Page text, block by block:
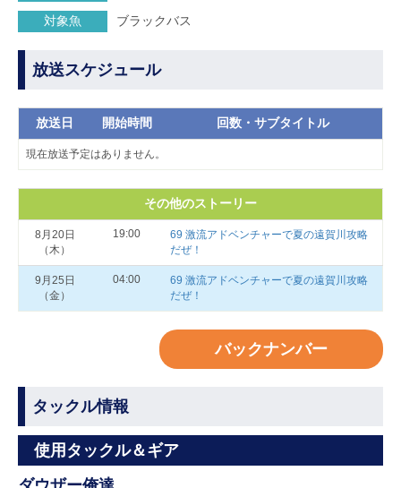
対象魚 ブラックバス
放送スケジュール
放送日 開始時間 回数・サブタイトル
現在放送予定はありません。
その他のストーリー
8月20日
（木）
19:00
69 激流アドベンチャーで夏の遠賀川攻略
だぜ！
9月25日
（金）
04:00
69 激流アドベンチャーで夏の遠賀川攻略
だぜ！
バックナンバー
タックル情報
使用タックル＆ギア